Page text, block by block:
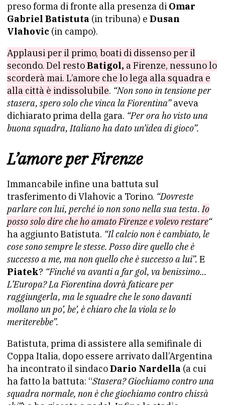
preso forma di fronte alla presenza di Omar
Gabriel Batistuta (in tribuna) e Dusan
Vlahovic (in campo).
Applausi per il primo, boati di dissenso per il
secondo. Del restoBatigol, a Firenze, nessuno lo
scorderà mai. L’amore che lo lega alla squadra e
alla città è indissolubile. “Non sono in tensione per
stasera, spero solo che vinca la Fiorentina”aveva
dichiarato prima della gara. “Per ora ho visto una
buona squadra, Italiano ha dato un’idea di gioco”.
L’amore per Firenze
Immancabile infine una battuta sul
trasferimento di Vlahovic a Torino. “Dovreste
parlare con lui, perché io non sono nella sua testa.Io
posso solo dire che ho amato Firenze e volevo restare“
ha aggiunto Batistuta. “Il calcio non è cambiato, le
cose sono sempre le stesse. Posso dire quello che è
successo a me, ma non quello che è successo a lui”. E
Piatek? “Finché va avanti a far gol, va benissimo…
L’Europa? La Fiorentina dovrà faticare per
raggiungerla, ma le squadre che le sono davanti
mollano un po’, be’, è chiaro che la viola se lo
meriterebbe”.
Batistuta, prima di assistere alla semifinale di
Coppa Italia, dopo essere arrivato dall’Argentina
ha incontrato il sindacoDario Nardella (a cui
ha fatto la battuta: “Stasera? Giochiamo contro una
squadra normale, non è che giochiamo contro chissà